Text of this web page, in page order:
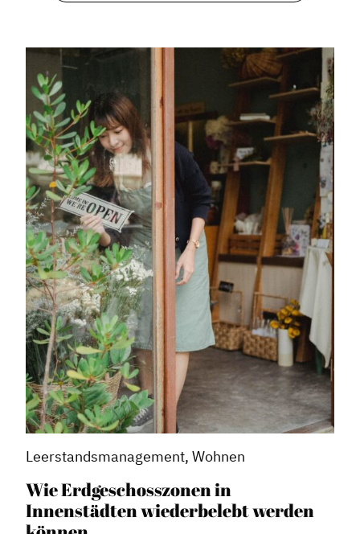
Leerstandsmanagement, Wohnen
Wie Erdgeschosszonen in
Innenstädten wiederbelebt werden